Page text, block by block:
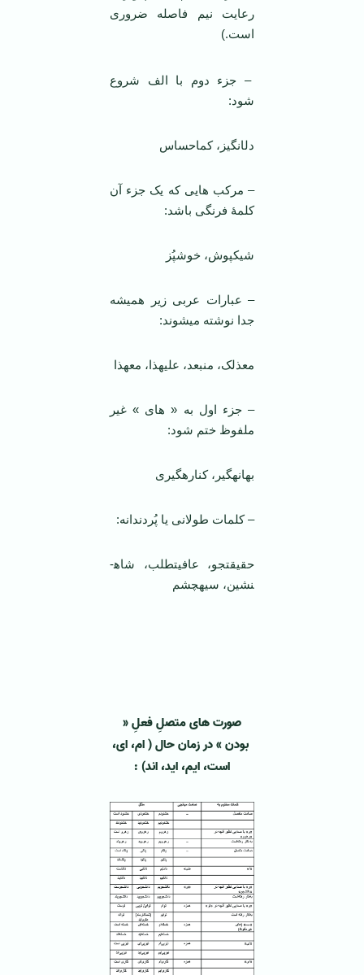
رعایت نیم فاصله ضروری
است.)
– جزء دوم با الف شروع
شود:
دل­انگیز، کم­احساس
– مرکب هایی که یک جزء آن
کلمۀ فرنگی باشد:
شیک­پوش، خوش­پُز
– عبارات عربی زیر همیشه
جدا نوشته می­شوند:
مع­ذلک، من­بعد، علی­هذا، مع­هذا
– جزء اول به « های » غیر
ملفوظ ختم شود:
بهانه­گیر، کناره­گیری
– کلمات طولانی یا پُردندانه:
حقیقت­جو، عافیت­طلب، شاه­
نشین، سیه­چشم
صورت های متصلِ فعلِ «
بودن » در زمان حال ( ام، ای،
است، ایم، اید، اند) :